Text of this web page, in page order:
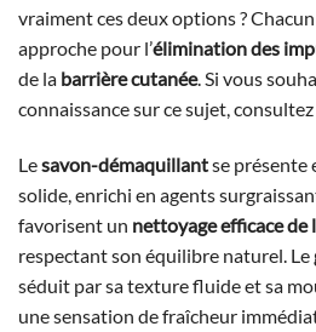
vraiment ces deux options ?
approche pour l’élimination des
de la barrière cutanée. Si vous
connaissance sur ce sujet, consultez
Lesavon-démaquillantse présente
solide, enrichi en agents
favorisent un nettoyage efficace de
respectant son équilibre naturel. Le
séduit par sa texture fluide et sa
une sensation de fraîcheur